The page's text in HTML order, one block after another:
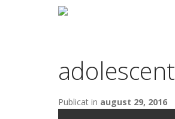
adolescent
Publicat in august 29, 2016